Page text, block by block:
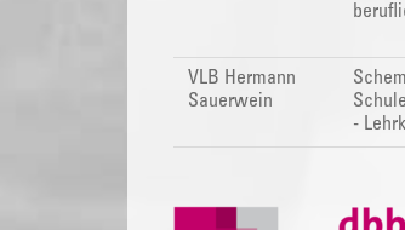
VLB Hermann
Sauerwein
-